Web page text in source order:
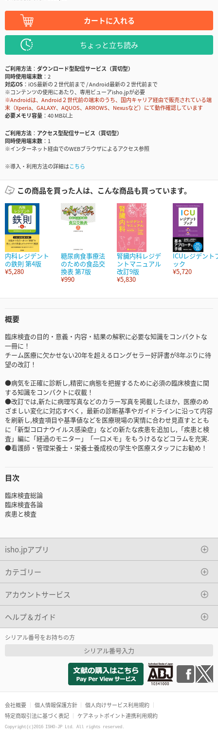
カートに入れる
ちょっと立ち読み
ご利用方法
ダウンロード型配信サービス（買切型）
同時使用端末数
2
対応OS
iOS最新の２世代前まで / Android最新の２世代前まで
※コンテンツの使用にあたり、専用ビューアisho.jpが必要
※Androidは、Android２世代前の端末のうち、国内キャリア経由で販売されている端
末（Xperia、GALAXY、AQUOS、ARROWS、Nexusなど）にて動作確認しています
必要メモリ容量
40 MB以上
ご利用方法
アクセス型配信サービス（買切型）
同時使用端末数
1
※インターネット経由でのWEBブラウザによるアクセス参照
※導入・利用方法の詳細はこちら
この商品を買った人は、こんな商品も買っています。
内科レジデント
の鉄則 第4版
¥5,280
糖尿病食事療法
のための食品交
換表 第7版
¥990
腎臓内科レジデ
ントマニュアル
改訂9版
¥5,830
ICUレジデント
ック
¥5,720
概要
臨床検査の目的・意義・内容・結果の解釈に必要な知識をコンパクトな
一冊に！
チーム医療に欠かせない20年を超えるロングセラー好評書が8年ぶりに待
望の改訂！
●病気を正確に診断し,精密に病態を把握するために必須の臨床検査に関
する知識をコンパクトに収載！
●改訂では,新たに病理写真などのカラー写真を掲載したほか，医療のめ
ざましい変化に対応すべく，最新の診断基準やガイドラインに沿って内容
を刷新し,検査項目や基準値などを医療現場の実情に合わせ見直すととも
に「新型コロナウイルス感染症」などの新たな疾患を追加し,「疾患と検
査」編に「経過のモニター」「一口メモ」をもうけるなどコラムを充実.
●看護師・管理栄養士・栄養士養成校の学生や医療スタッフにお勧め！
目次
臨床検査総論
臨床検査各論
疾患と検査
isho.jpアプリ
カテゴリー
アカウントサービス
ヘルプ＆ガイド
シリアル番号をお持ちの方
シリアル番号入力
会社概要 個人情報保護方針
個人向けサービス利用規約
特定商取引法に基づく表記
ケアネットポイント連携利用規約
Copyright(c)2016 ISHO-JP Ltd. All rights reserved.